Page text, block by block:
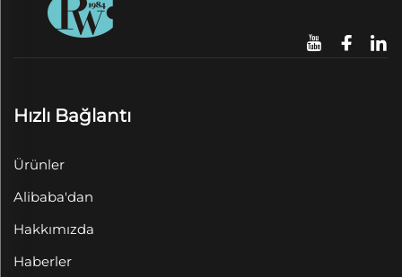
Hızlı Bağlantı
Ürünler
Alibaba'dan
Hakkımızda
Haberler